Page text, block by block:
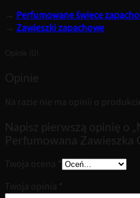
→ Perfumowane świece
→ Zawieszki zapachowe
Opinie (0)
Opinie
Na razie nie ma opinii o produkcie.
Napisz pierwszą opinię o
Perfumowana Zawieszka
Twoja ocena
Twoja opinia